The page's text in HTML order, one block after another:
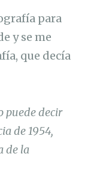
para
y se me
que decía
puede decir
de 1954,
de la